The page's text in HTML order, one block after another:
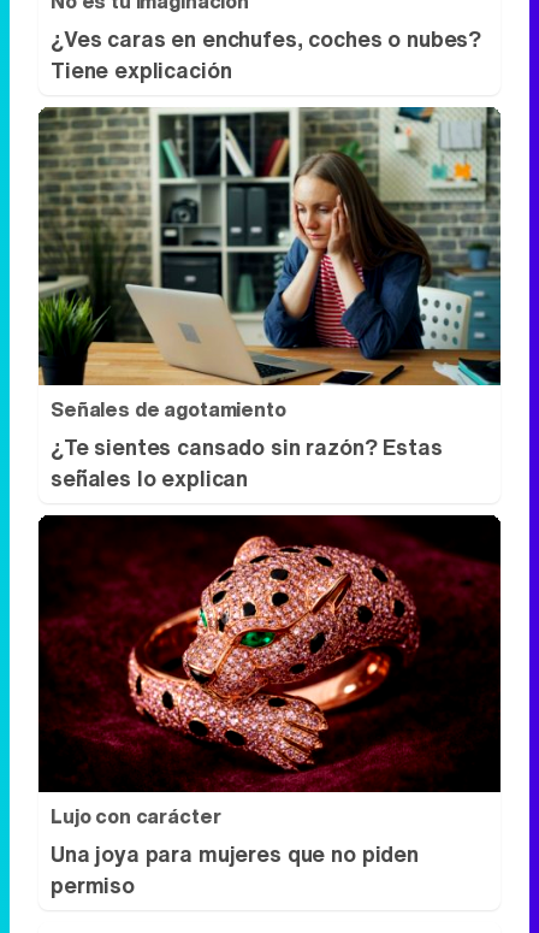
No es tu imaginación
¿Ves caras en enchufes, coches o nubes?
Tiene explicación
Señales de agotamiento
¿Te sientes cansado sin razón? Estas
señales lo explican